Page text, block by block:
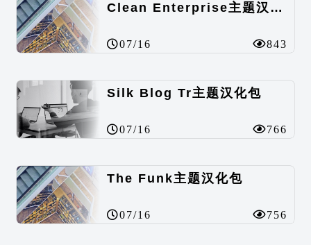
Clean Enterprise主题汉化包
07/16 843
Silk Blog Tr主题汉化包
07/16 766
The Funk主题汉化包
07/16 756